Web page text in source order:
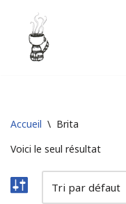
Aller
Accueil \ Brita
Voici le seul résultat